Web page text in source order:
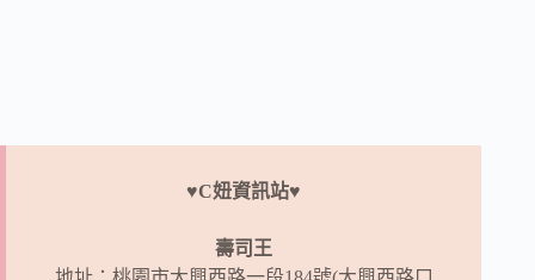
♥C妞資訊站♥
壽司王